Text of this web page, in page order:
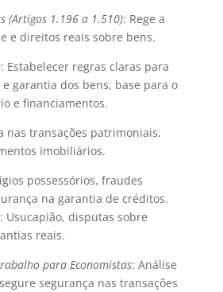
(Artigos 1.196 a 1.510): Rege a
e direitos reais sobre bens.
: Estabelecer regras claras para
garantia dos bens, base para o
e financiamentos.
nas transações patrimoniais,
imobiliários.
possessórios, fraudes
na garantia de créditos.
Usucapião, disputas sobre
reais.
para Economistas: Análise
segurança nas transações